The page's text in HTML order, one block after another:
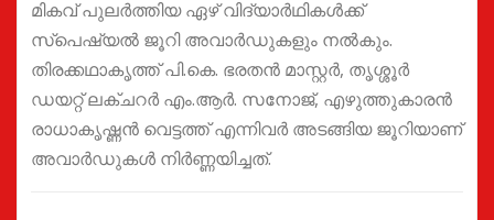
മികവ് പുലർത്തിയ ഏഴ് വിദ്യാർഥികൾക്ക്
സ്പെഷ്യൽ ജൂറി അവാർഡുകളും നൽകും.
തിരക്കഥാകൃത്ത് പി.കെ. ഭരതൻ മാസ്റ്റർ, തൃശ്ശൂർ
ഡയറ്റ് ലക്ചറർ എം.ആർ. സനോജ്, എഴുത്തുകാരൻ
രാധാകൃഷ്ണൻ വെട്ടത്ത് എന്നിവർ അടങ്ങിയ ജൂറിയാണ്
അവാർഡുകൾ നിർണ്ണയിച്ചത്.